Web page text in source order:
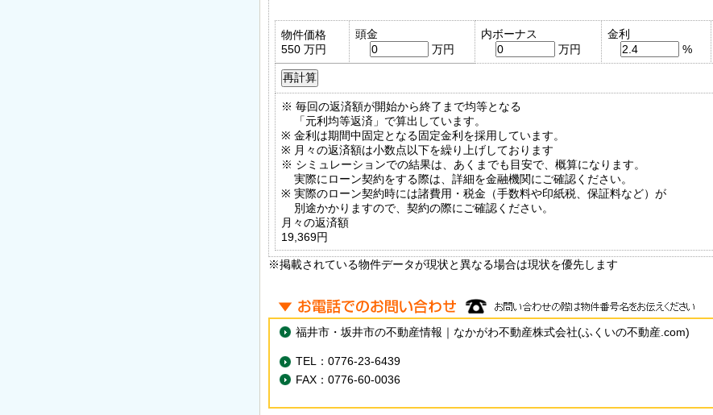
物件価格
550 万円
頭金
万円
内ボーナス
万円
金利
%
※ 毎回の返済額が開始から終了まで均等となる
「元利均等返済」で算出しています。
※ 金利は期間中固定となる固定金利を採用しています。
※ 月々の返済額は小数点以下を繰り上げしております
※ シミュレーションでの結果は、あくまでも目安で、概算になります。
実際にローン契約をする際は、詳細を金融機関にご確認ください。
※ 実際のローン契約時には諸費用・税金（手数料や印紙税、保証料など）が
別途かかりますので、契約の際にご確認ください。
月々の返済額
19,369円
※掲載されている物件データが現状と異なる場合は現状を優先します
福井市・坂井市の不動産情報｜なかがわ不動産株式会社(ふくいの不動産.com)
TEL：0776-23-6439
FAX：0776-60-0036